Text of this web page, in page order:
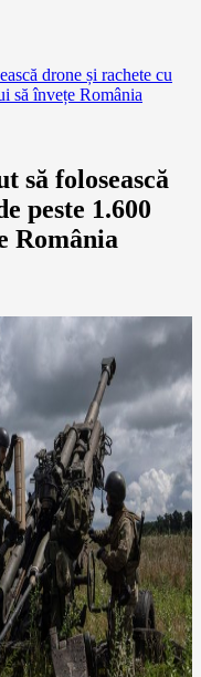
drone și rachete cu
să învețe România
să folosească
peste 1.600
România